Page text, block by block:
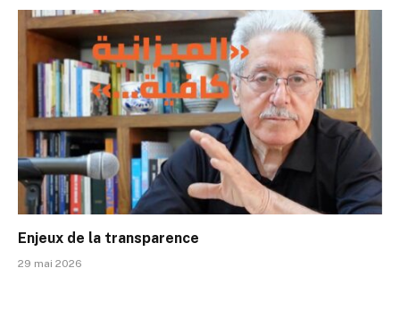
Enjeux de la transparence
29 mai 2026